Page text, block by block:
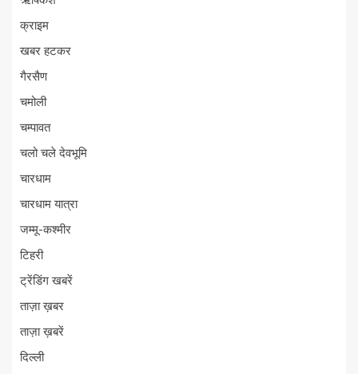
क्राइम
खबर हटकर
गैरसैण
चमोली
चम्पावत
चलो चले देवभूमि
चारधाम
चारधाम यात्रा
जम्मू-कश्मीर
टिहरी
ट्रेंडिंग खबरें
ताज़ा ख़बर
ताज़ा ख़बरें
दिल्ली